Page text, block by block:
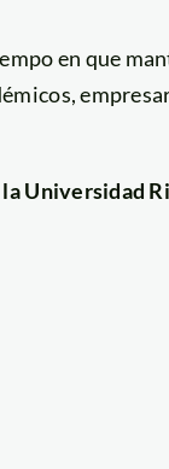
en que
Universidad